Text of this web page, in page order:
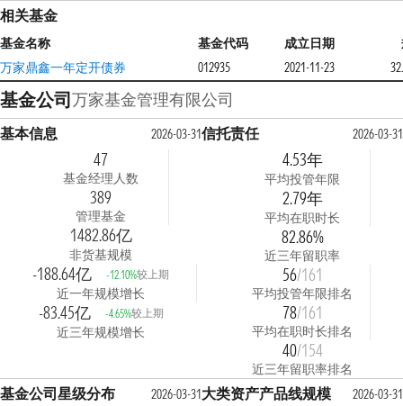
相关基金
基金名称 基金代码 成立日期
万家鼎鑫一年定开债券
012935 2021-11-23
基金公司万家基金管理有限公司
基本信息 2026-03-31
47
基金经理人数
389
管理基金
1482.86亿
非货基规模
-188.64亿 -12.10%较上期
近一年规模增长
-83.45亿 -4.65%较上期
近三年规模增长
信托责任 2026-03-31
4.53年
平均投管年限
2.79年
平均在职时长
82.86%
近三年留职率
56/161
平均投管年限排名
78/161
平均在职时长排名
40/154
近三年留职率排名
基金公司星级分布
2026-03-31大类资产产品线规模
2026-03-31